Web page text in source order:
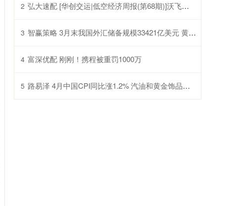
2 弘大速配 [华创交运|低空经济周报(第68期)]沃飞长空科创板上市辅导已备案, 头部eVTOL企业正加速获市场认可
3 智赢策略 3月末我国外汇储备规模33421亿美元 黄金储备连续17个月增加
4 富深优配 刚刚！携程被重罚1000万
5 路易泽 4月中国CPI同比涨1.2% 汽油和黄金饰品价格变动较大